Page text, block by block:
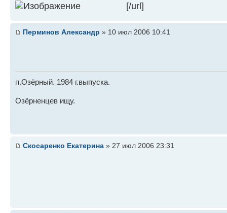
[/url]
Перминов Александр » 10 июл 2006 10:41
п.Озёрный. 1984 г.выпуска.
Озёрненцев ищу.
Скосаренко Екатерина » 27 июл 2006 23:31